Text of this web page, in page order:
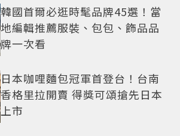
韓國首爾必逛時髦品牌45選！當
地編輯推薦服裝、包包、飾品品
牌一次看
日本咖哩麵包冠軍首登台！台南
香格里拉開賣 得獎可頌搶先日本
上市